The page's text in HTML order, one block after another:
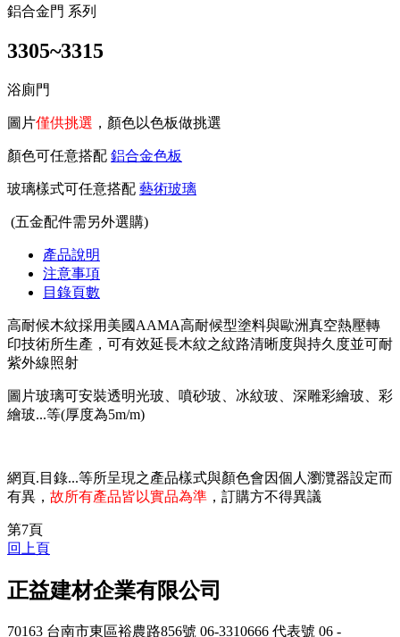
鋁合金門 系列
3305~3315
浴廁門
圖片僅供挑選 ，顏色以色板做挑選
顏色可任意搭配 鋁合金色板
玻璃樣式可任意搭配 藝術玻璃
(五金配件需另外選購)
產品說明
注意事項
目錄頁數
高耐候木紋採用美國AAMA高耐候型塗料與歐洲真空熱壓轉
印技術所生產，可有效延長木紋之紋路清晰度與持久度並可耐
紫外線照射
圖片玻璃可安裝透明光玻、噴砂玻、冰紋玻、深雕彩繪玻、彩
繪玻...等(厚度為5m/m)
網頁.目錄...等所呈現之產品樣式與顏色會因個人瀏灠器設定而
有異， 故所有產品皆以實品為準 ，訂購方不得異議
第7頁
回上頁
正益建材企業有限公司
70163 台南市東區裕農路856號 06-3310666 代表號 06 -